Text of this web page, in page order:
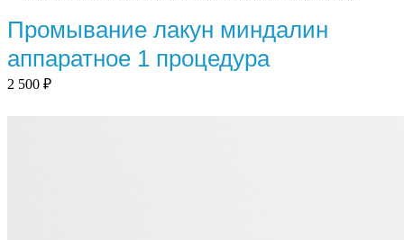
Промывание лакун миндалин
аппаратное 1 процедура
2 500 ₽